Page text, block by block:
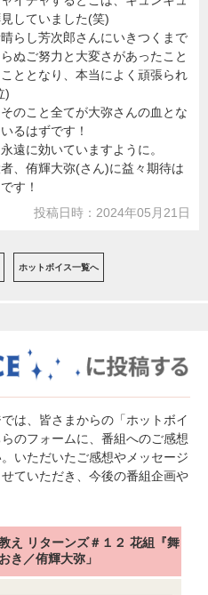
していました(笑)
らし芳次郎さんにいきつくまで
ぬご努力と大変さがあったこと
ととなり、本当によく頑張られ
)
のこと全てが大弥さんの血とな
るはずです！
遠に効いていますように。
、侑輝大弥(さん)に益々期待は
す！
投稿日時：2024年05月21日
ホットボイス一覧へ
は、皆さまからの「ホットボイ
のフォームに、番組へのご感想
いただいたご感想やメッセージ
ていただき、今後の番組企画や
え リターンズ＃１２ 花組『舞
き／侑輝大弥」